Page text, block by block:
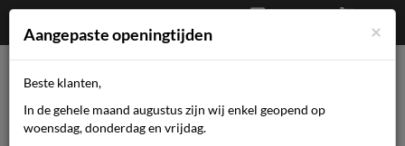
€0,00
Afrekenen
Mijn account
×
Aangepaste openingtijden
Beste klanten,
In de gehele maand augustus zijn wij enkel geopend op
woensdag, donderdag en vrijdag.